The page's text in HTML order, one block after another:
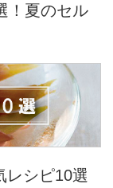
！夏のセル
レシピ10選